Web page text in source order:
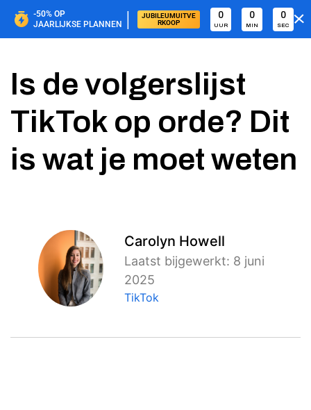
-50% OP
JAARLIJKSE PLANNEN |
JUBILEUMUITVE
RKOOP
0
UUR
0
MIN
0
SEC
Is de volgerslijst
TikTok op orde? Dit
is wat je moet weten
Carolyn Howell
Laatst bijgewerkt: 8 juni
2025
TikTok